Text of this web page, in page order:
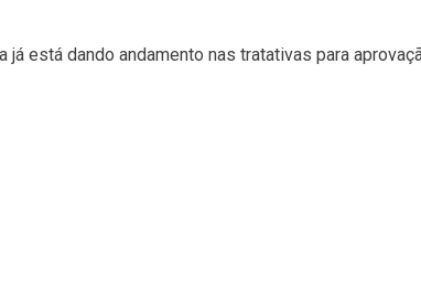
está dando andamento nas tratativas para